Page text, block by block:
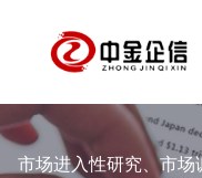
市场进入性研究、市